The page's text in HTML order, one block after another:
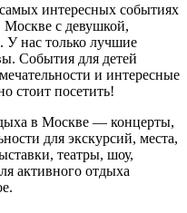
интересных событиях
с девушкой,
У нас только лучшие
События для детей
и интересные
стоит посетить!
в Москве — концерты,
для экскурсий, места,
театры, шоу,
активного отдыха